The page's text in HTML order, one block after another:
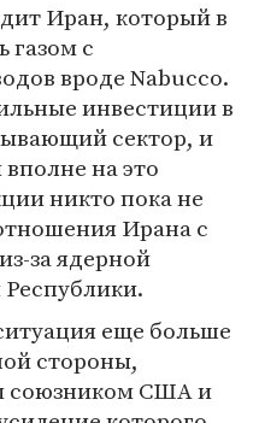
Иран, который в
газом с
вроде Nabucco.
инвестиции в
сектор, и
на это
никто пока не
Ирана с
за ядерной
еще больше
стороны,
союзником США и